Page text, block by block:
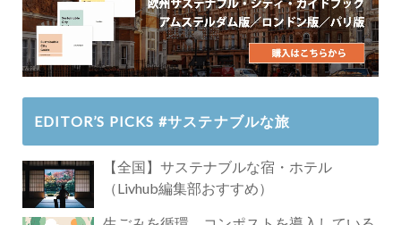
EDITOR’S PICKS #サステナブルな旅
【全国】サステナブルな宿・ホテル
（Livhub編集部おすすめ）